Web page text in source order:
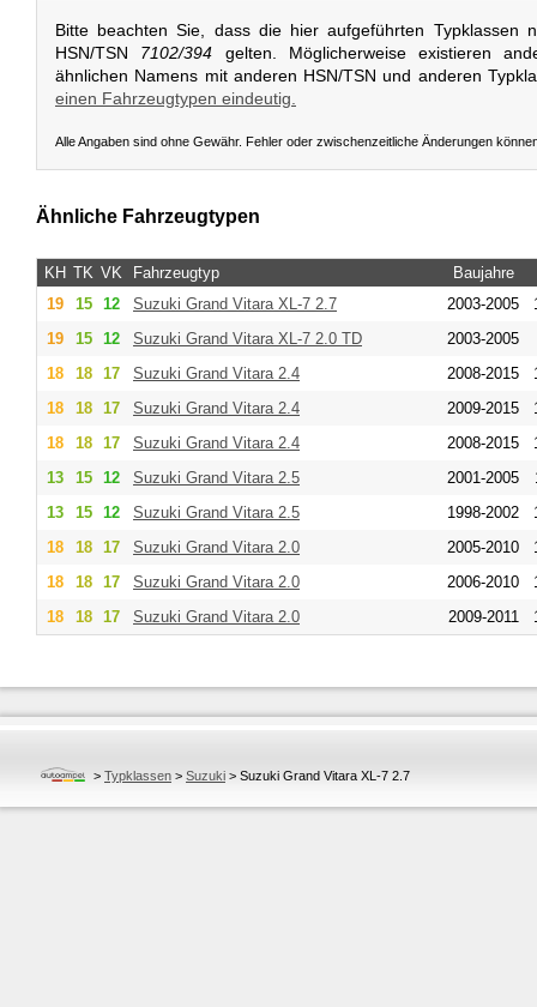
Bitte beachten Sie, dass die hier aufgeführten Typklassen
HSN/TSN 7102/394 gelten. Möglicherweise existieren
ähnlichen Namens mit anderen HSN/TSN und anderen
einen Fahrzeugtypen eindeutig.
Alle Angaben sind ohne Gewähr. Fehler oder zwischenzeitliche Änderungen
Ähnliche Fahrzeugtypen
KH TK VK Fahrzeugtyp Baujahre
19
15 12 Suzuki Grand Vitara XL-7 2.7 2003-2005
19
15 12 Suzuki Grand Vitara XL-7 2.0 TD
2003-2005
18
18 17 Suzuki Grand Vitara 2.4 2008-2015
18
18 17 Suzuki Grand Vitara 2.4 2009-2015
18
18 17 Suzuki Grand Vitara 2.4 2008-2015
13
15 12 Suzuki Grand Vitara 2.5 2001-2005
13
15 12 Suzuki Grand Vitara 2.5 1998-2002
18
18 17 Suzuki Grand Vitara 2.0 2005-2010
18
18 17 Suzuki Grand Vitara 2.0 2006-2010
18
18 17 Suzuki Grand Vitara 2.0 2009-2011
> Typklassen > Suzuki > Suzuki Grand Vitara XL-7 2.7